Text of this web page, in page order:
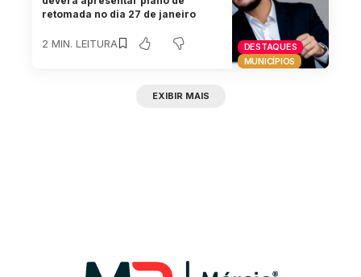
DESTAQUES
MUNICÍPIOS
retomada no dia 27 de janeiro
2 MIN. LEITURA
EXIBIR MAIS